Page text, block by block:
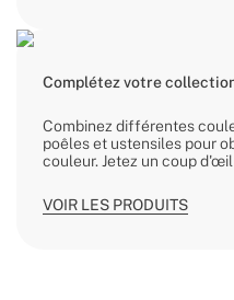
Complétez votre
Combinez différentes
poêles et ustensiles pour
couleur. Jetez un coup d'œil
VOIR LES PRODUITS